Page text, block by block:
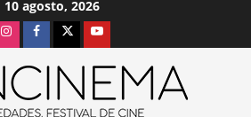
10 agosto, 2026
InstagramFacebook
X Youtube